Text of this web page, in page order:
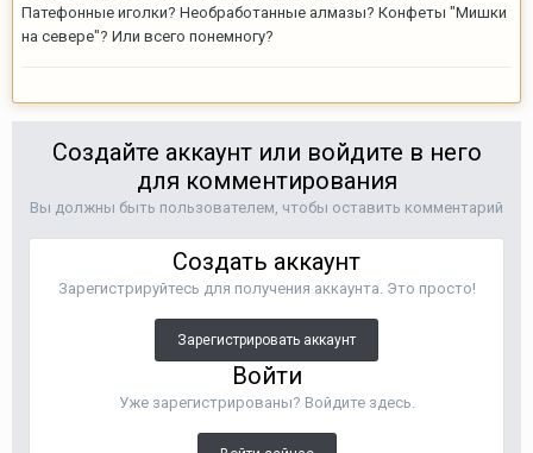
Патефонные иголки? Необработанные алмазы? Конфеты "Мишки
на севере"? Или всего понемногу?
Создайте аккаунт или войдите в него
для комментирования
Вы должны быть пользователем, чтобы оставить комментарий
Создать аккаунт
Зарегистрируйтесь для получения аккаунта. Это просто!
Зарегистрировать аккаунт
Войти
Уже зарегистрированы? Войдите здесь.